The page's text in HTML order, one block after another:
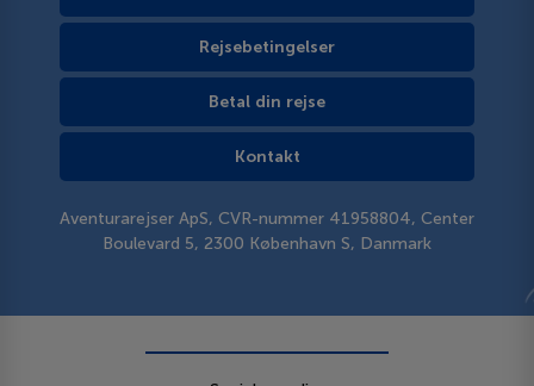
Rejsebetingelser
Betal din rejse
Kontakt
Aventurarejser ApS, CVR-nummer 41958804, Center
Boulevard 5, 2300 København S, Danmark